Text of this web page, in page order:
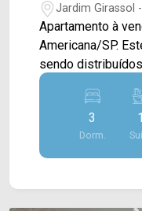
Jardim Girassol
Apartamento à
Americana/SP. Este apartamento possui 120M²,
sendo
de jantar integrada
área de serviço
quartos, sendo
01 social e 01 de
cobertas. Localizado no bairro Jardim Girassol,
3
Dorm.
1